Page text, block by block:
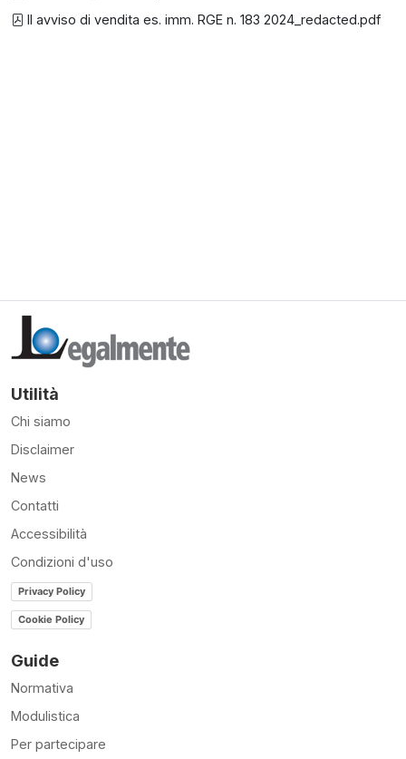
II avviso di vendita es. imm. RGE n. 183 2024_redacted.pdf
Utilità
Chi siamo
Disclaimer
News
Contatti
Accessibilità
Condizioni d'uso
Privacy Policy
Cookie Policy
Guide
Normativa
Modulistica
Per partecipare